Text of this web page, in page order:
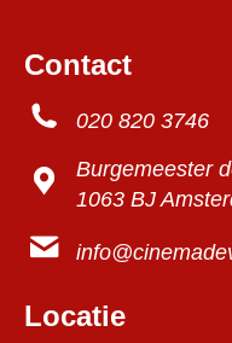
Contact
020 820 3746
Burgemeester
1063 BJ
Locatie